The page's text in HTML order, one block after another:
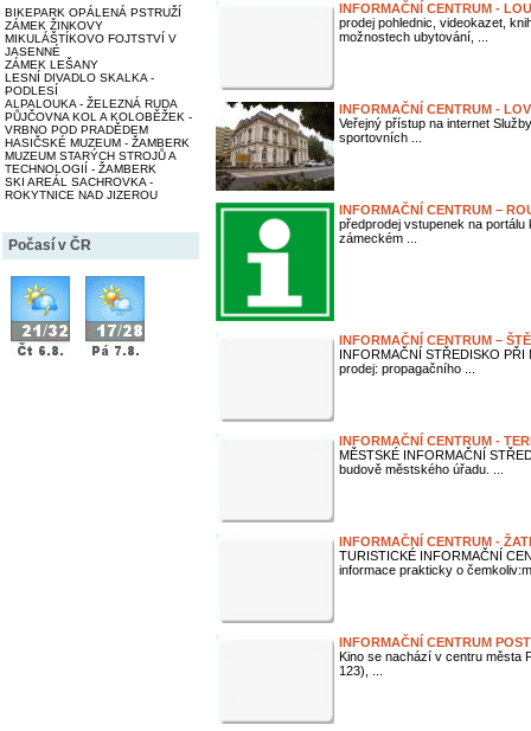
BIKEPARK OPÁLENÁ PSTRUŽÍ
ZÁMEK ŽINKOVY
MIKULÁŠTÍKOVO FOJTSTVÍ V
JASENNÉ
ZÁMEK LEŠANY
LESNÍ DIVADLO SKALKA -
PODLESÍ
ALPALOUKA - ŽELEZNÁ RUDA
PŮJČOVNA KOL A KOLOBĚŽEK -
VRBNO POD PRADĚDEM
HASIČSKÉ MUZEUM - ŽAMBERK
MUZEUM STARÝCH STROJŮ A
TECHNOLOGIÍ - ŽAMBERK
SKI AREÁL SACHROVKA -
ROKYTNICE NAD JIZEROU
Počasí v ČR
INFORMAČNÍ CENTRUM -
prodej pohlednic, videokazet,
možnostech ubytování, ...
INFORMAČNÍ CENTRUM -
Veřejný přístup na internet
sportovních ...
INFORMAČNÍ CENTRUM –
předprodej vstupenek na
zámeckém ...
INFORMAČNÍ CENTRUM –
INFORMAČNÍ STŘEDISKO
prodej: propagačního ...
INFORMAČNÍ CENTRUM -
MĚSTSKÉ INFORMAČNÍ
budově městského úřadu. ...
INFORMAČNÍ CENTRUM -
TURISTICKÉ INFORMAČNÍ
informace prakticky o
INFORMAČNÍ CENTRUM
Kino se nachází v centru města
123), ...